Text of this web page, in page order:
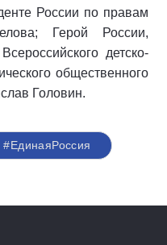
России по правам
Герой России,
детско-
общественного
Головин.
#‎ЕдинаяРоссия